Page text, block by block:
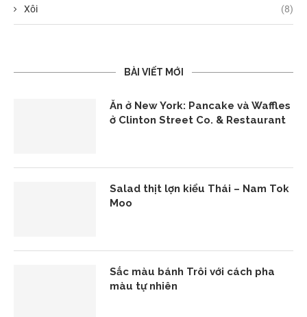
Xôi (8)
BÀI VIẾT MỚI
Ăn ở New York: Pancake và Waffles
ở Clinton Street Co. & Restaurant
Salad thịt lợn kiểu Thái – Nam Tok
Moo
Sắc màu bánh Trôi với cách pha
màu tự nhiên